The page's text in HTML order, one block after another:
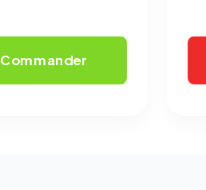
Commander